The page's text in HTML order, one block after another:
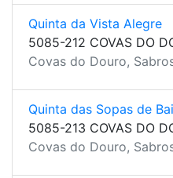
Quinta da Vista Alegre
5085-212 COVAS DO
Covas do Douro,
Quinta das Sopas de
5085-213 COVAS DO
Covas do Douro,